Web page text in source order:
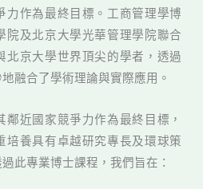
力作為最終目標。工商管理學博
院及北京大學光華管理學院聯合
北京大學世界頂尖的學者，透過
融合了學術理論與實際應用。
近國家競爭力作為最終目標，
培養具有卓越研究專長及環球策
此專業博士課程，我們旨在：